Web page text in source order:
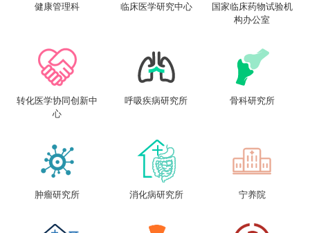
健康管理科 临床医学研究中心
国家临床药物试验机
构办公室
转化医学协同创新中
心
呼吸疾病研究所 骨科研究所
肿瘤研究所 消化病研究所 宁养院